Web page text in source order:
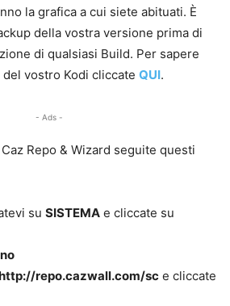
la grafica a cui siete abituati. È
della vostra versione prima di
di qualsiasi Build. Per sapere
vostro Kodi cliccate QUI.
- Ads -
Repo & Wizard seguite questi
su SISTEMA e cliccate su
repo.cazwall.com/sc e cliccate